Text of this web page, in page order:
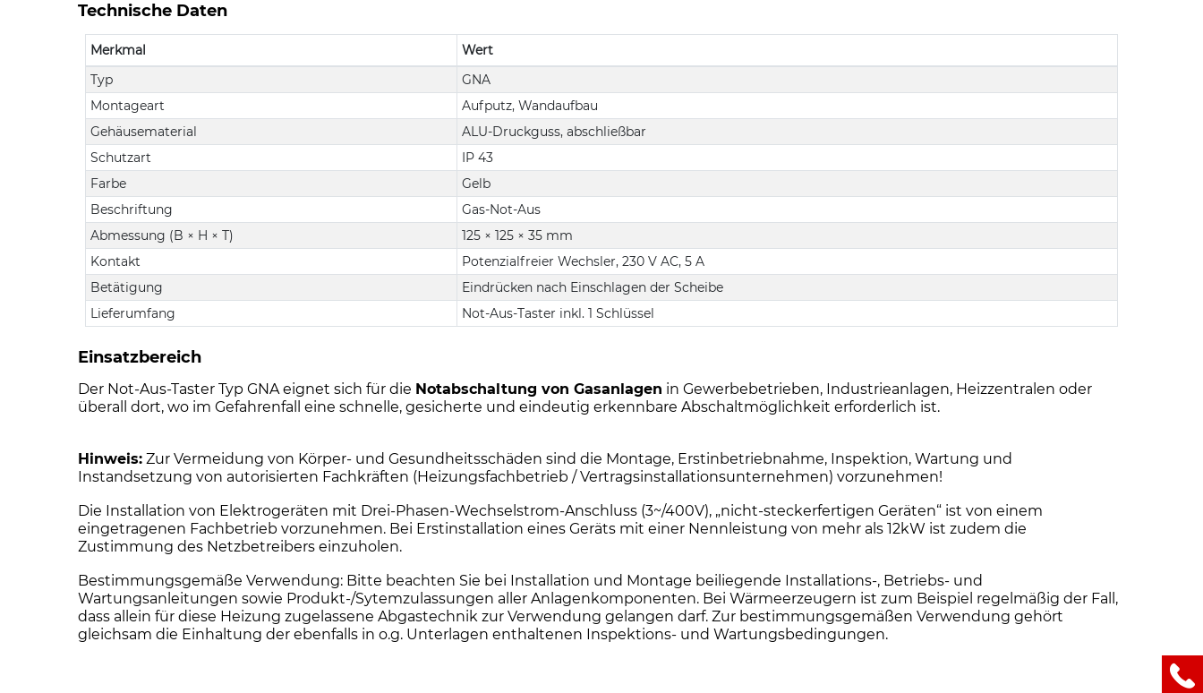
Technische Daten
Merkmal
Wert
Typ
GNA
Montageart
Aufputz, Wandaufbau
Gehäusematerial
ALU-Druckguss, abschließbar
Schutzart
IP 43
Farbe
Gelb
Beschriftung
Gas-Not-Aus
Abmessung (B × H × T)
125 × 125 × 35 mm
Kontakt
Potenzialfreier Wechsler, 230 V AC, 5 A
Betätigung
Eindrücken nach Einschlagen der Scheibe
Lieferumfang
Not-Aus-Taster inkl. 1 Schlüssel
Einsatzbereich
Der Not-Aus-Taster Typ GNA eignet sich für die Notabschaltung von Gasanlagen in Gewerbebetrieben, Industrieanlagen, Heizzentralen oder
überall dort, wo im Gefahrenfall eine schnelle, gesicherte und eindeutig erkennbare Abschaltmöglichkeit erforderlich ist.
Hinweis: Zur Vermeidung von Körper- und Gesundheitsschäden sind die Montage, Erstinbetriebnahme, Inspektion, Wartung und
Instandsetzung von autorisierten Fachkräften (Heizungsfachbetrieb / Vertragsinstallationsunternehmen) vorzunehmen!
Die Installation von Elektrogeräten mit Drei-Phasen-Wechselstrom-Anschluss (3~/400V), „nicht-steckerfertigen Geräten“ ist von einem
eingetragenen Fachbetrieb vorzunehmen. Bei Erstinstallation eines Geräts mit einer Nennleistung von mehr als 12kW ist zudem die
Zustimmung des Netzbetreibers einzuholen.
Bestimmungsgemäße Verwendung: Bitte beachten Sie bei Installation und Montage beiliegende Installations-, Betriebs- und
Wartungsanleitungen sowie Produkt-/Sytemzulassungen aller Anlagenkomponenten. Bei Wärmeerzeugern ist zum Beispiel regelmäßig der Fall,
dass allein für diese Heizung zugelassene Abgastechnik zur Verwendung gelangen darf. Zur bestimmungsgemäßen Verwendung gehört
gleichsam die Einhaltung der ebenfalls in o.g. Unterlagen enthaltenen Inspektions- und Wartungsbedingungen.